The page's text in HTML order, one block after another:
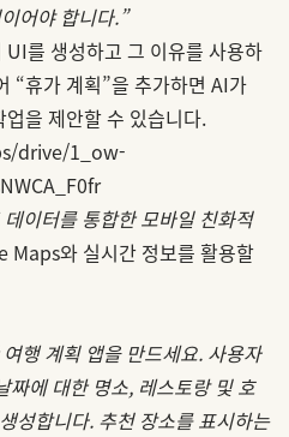
어야 합니다.”
를 생성하고 그 이유를 사용하
“휴가 계획”을 추가하면 AI가
을 제안할 수 있습니다.
drive/1_ow-
데이터를 통합한 모바일 친화적
Maps와 실시간 정보를 활용할
행 계획 앱을 만드세요. 사용자
짜에 대한 명소, 레스토랑 및 호
성합니다. 추천 장소를 표시하는